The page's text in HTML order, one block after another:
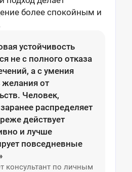
более спокойным и
устойчивость
не с полного отказа
а с умения
желания от
Человек,
распределяет
действует
и лучше
повседневные
консультант по личным